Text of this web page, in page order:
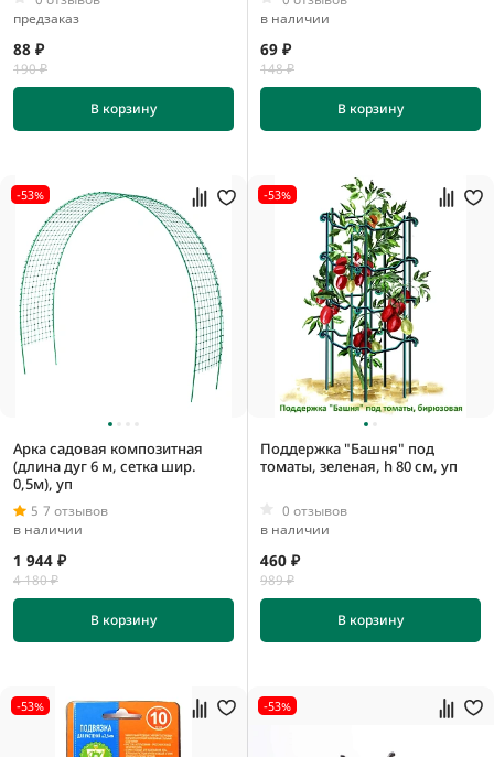
предзаказ
88 ₽
190 ₽
В корзину
в наличии
69 ₽
148 ₽
В корзину
-53%
Арка садовая композитная
(длина дуг 6 м, сетка шир.
0,5м), уп
5 7 отзывов
в наличии
1 944 ₽
4 180 ₽
В корзину
-53%
Поддержка "Башня" под
томаты, зеленая, h 80 см, уп
0 отзывов
в наличии
460 ₽
989 ₽
В корзину
-53% -53%